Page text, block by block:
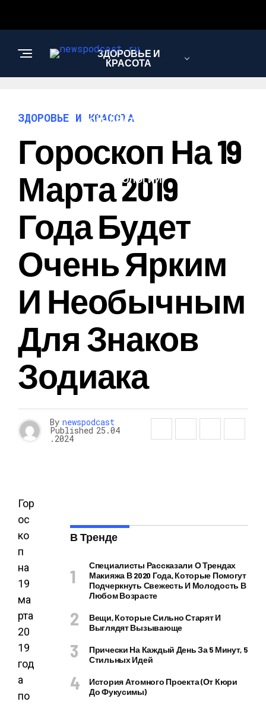
ЗДОРОВЬЕ И
КРАСОТА
ИНТЕРЕСНОЕ И
ПОЗНАВАТЕЛЬНОЕ
ТЕХНОЛОГИИ
ЗДОРОВЬЕ И КРАСОТА
Гороскоп На 19
Марта 2019
Года Будет
Очень Ярким
И Необычным
Для Знаков
Зодиака
By newspodcast
Published 25.04
.2024
Гор
ос
ко
п
на
19
ма
рта
20
19
год
а
по
В Тренде
Специалисты Рассказали О Трендах
Макияжа В 2020 Года, Которые Помогут
Подчеркнуть Свежесть И Молодость В
Любом Возрасте
Вещи, Которые Сильно Старят И
Выглядят Вызывающе
Прически На Каждый День За 5 Минут, 5
Стильных Идей
История Атомного Проекта (от Кюри
До Фукусимы)